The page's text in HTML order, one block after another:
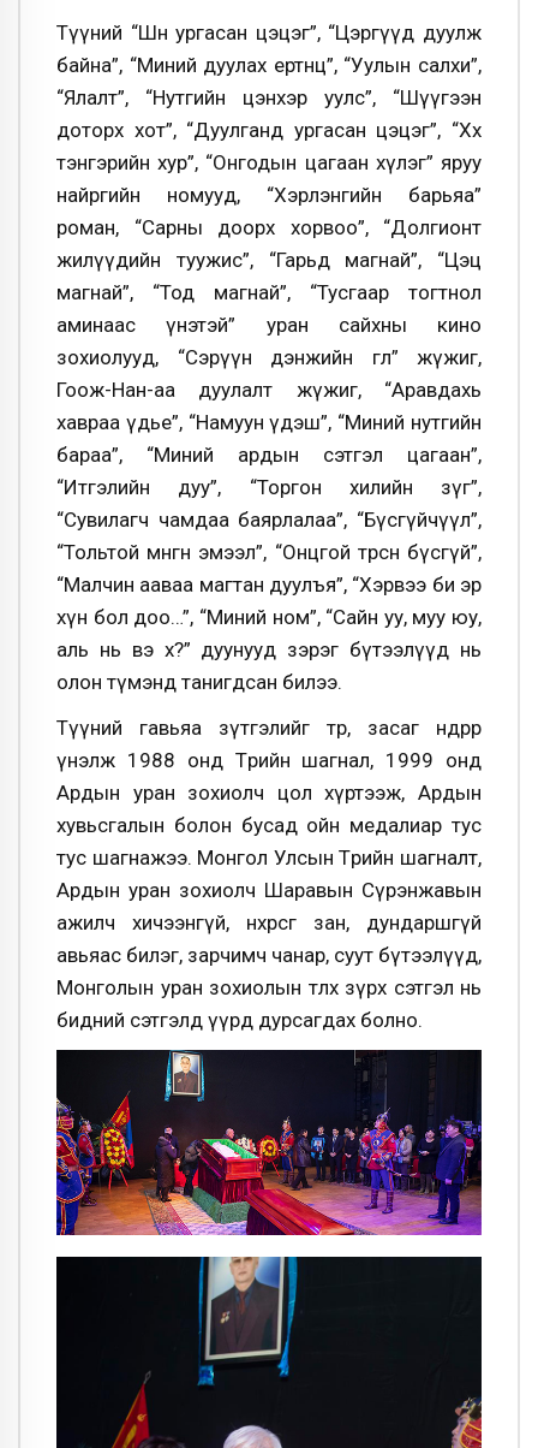
Түүний​ “Шөнө ургасан цэцэг”, “Цэргүүд дуулж
байна”, “Миний дуулах ертөнц”, “Уулын салхи”,
“Ялалт”, “Нутгийн цэнхэр уулс”, “Шүүгээн
доторх хот”, “Дуулганд ургасан цэцэг”, “Хөх
тэнгэрийн хур”, “Онгодын цагаан хүлэг” яруу
найргийн номууд, “Хэрлэнгийн барьяа”
роман, “Сарны доорх хорвоо”, “Долгионт
жилүүдийн туужис”, “Гарьд магнай”, “Цэц
магнай”, “Тод магнай”, “Тусгаар тогтнол
аминаас үнэтэй” уран сайхны кино
зохиолууд, “Сэрүүн дэнжийн өглөө” жүжиг,
Гоож-Нан-аа дуулалт жүжиг, “Аравдахь
хавраа үдье”, “Намуун үдэш”, “Миний нутгийн
бараа”, “Миний ардын сэтгэл цагаан”,
“Итгэлийн дуу”, “Торгон хилийн зүг”,
“Сувилагч чамдаа баярлалаа”, “Бүсгүйчүүл”,
“Тольтой мөнгөн эмээл”, “Онцгой төрсөн бүсгүй”,
“Малчин ааваа магтан дуулъя”, “Хэрвээ би эр
хүн бол доо…”, “Миний ном”, “Сайн уу, муу юу,
аль нь вэ хө?” дуунууд зэрэг бүтээлүүд нь
олон түмэнд танигдсан билээ.
Түүний гавьяа зүтгэлийг төр, засаг өндрөөр
үнэлж 1988 онд Төрийн шагнал, 1999 онд
Ардын уран зохиолч цол хүртээж, Ардын
хувьсгалын болон бусад ойн медалиар тус
тус шагнажээ. Монгол Улсын Төрийн шагналт,
Ардын уран зохиолч Шаравын Сүрэнжавын
ажилч хичээнгүй, нөхөрсөг зан, дундаршгүй
авьяас билэг, зарчимч чанар, суут бүтээлүүд,
Монголын уран зохиолын төлөөх зүрх сэтгэл нь
бидний сэтгэлд үүрд дурсагдах болно.